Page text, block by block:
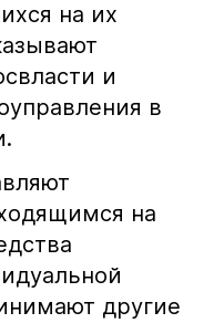
на их
и
в
на
другие